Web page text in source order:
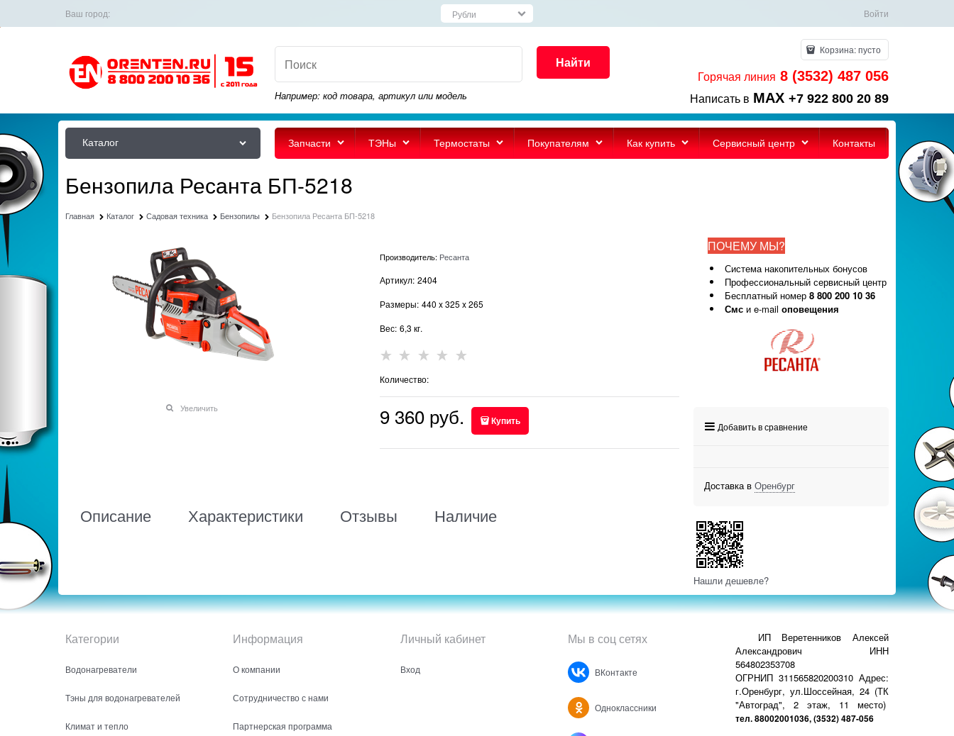
Ваш город: Войти
Найти
Например: код товара, артикул или модель
Корзина:пусто
Горячая линия 8 (3532) 487 056
Написать в MAX +7 922 800 20 89
Каталог Запчасти ТЭНы Термостаты Покупателям Как купить Сервисный центр Контакты
Бензопила Ресанта БП-5218
Главная Каталог Садовая техника Бензопилы Бензопила Ресанта БП-5218
Увеличить
Производитель: Ресанта
Артикул: 2404
Размеры: 440 x325 x265
Вес: 6,3 кг.
Количество:
9 360 руб. Купить
Описание Характеристики Отзывы Наличие
ПОЧЕМУ МЫ?
Система накопительных бонусов
Профессиональный сервисный центр
Бесплатный номер 8 800 200 10 36
Смс и e-mail оповещения
Добавить в сравнение
Доставка в Оренбург
Нашли дешевле?
Категории
Водонагреватели
Тэны для водонагревателей
Климат и тепло
Информация
О компании
Сотрудничество с нами
Партнерская программа
Личный кабинет
Вход
Мы в соц сетях
ВКонтакте
Одноклассники
ИП Веретенников Алексей
Александрович ИНН
564802353708
ОГРНИП 311565820200310 Адрес:
г.Оренбург, ул.Шоссейная, 24 (ТК
"Автоград", 2 этаж, 11 место)
тел. 88002001036, (3532) 487-056